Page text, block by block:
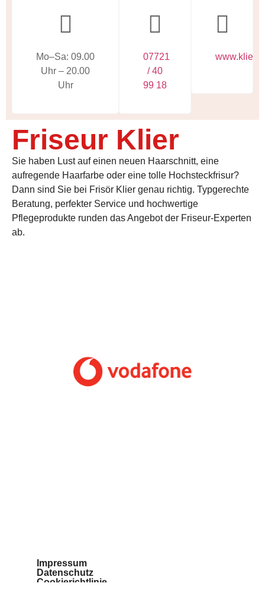
Mo–Sa: 09.00
Uhr – 20.00
Uhr
07721
/ 40
99 18
Friseur Klier
Sie haben Lust auf einen neuen Haarschnitt, eine
aufregende Haarfarbe oder eine tolle Hochsteckfrisur?
Dann sind Sie bei Frisör Klier genau richtig. Typgerechte
Beratung, perfekter Service und hochwertige
Pflegeprodukte runden das Angebot der Friseur-Experten
ab.
Impressum
Datenschutz
Cookierichtlinie